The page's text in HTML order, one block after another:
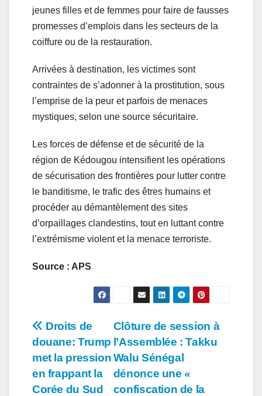
jeunes filles et de femmes pour faire de fausses
promesses d’emplois dans les secteurs de la
coiffure ou de la restauration.
Arrivées à destination, les victimes sont
contraintes de s’adonner à la prostitution, sous
l’emprise de la peur et parfois de menaces
mystiques, selon une source sécuritaire.
Les forces de défense et de sécurité de la
région de Kédougou intensifient les opérations
de sécurisation des frontières pour lutter contre
le banditisme, le trafic des êtres humains et
procéder au démantèlement des sites
d’orpaillages clandestins, tout en luttant contre
l’extrémisme violent et la menace terroriste.
Source : APS
Navigation
de
l’article
Clôture de session à
l’Assemblée : Takku
Walu Sénégal
dénonce une «
confiscation de la
Droits de
douane: Trump
met la pression
en frappant la
Corée du Sud